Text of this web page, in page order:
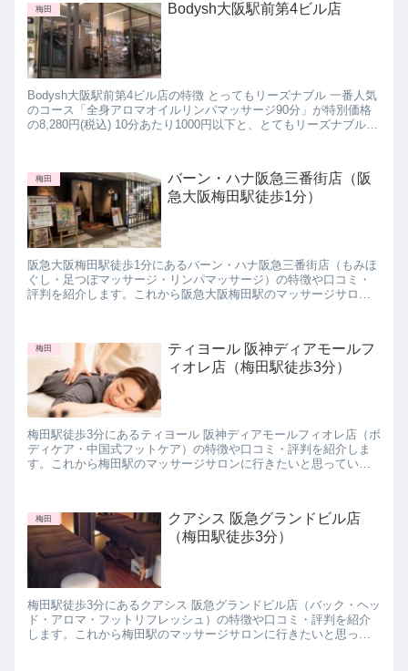
梅田 Bodysh大阪駅前第4ビル店
Bodysh大阪駅前第4ビル店の特徴 とってもリーズナブル 一番人気
のコース「全身アロマオイルリンパマッサージ90分」が特別価格
の8,280円(税込) 10分あたり1000円以下と、とてもリーズナブルな
梅田
バーン・ハナ阪急三番街店（阪
急大阪梅田駅徒歩1分）
阪急大阪梅田駅徒歩1分にあるバーン・ハナ阪急三番街店（もみほ
ぐし・足つぼマッサージ・リンパマッサージ）の特徴や口コミ・
評判を紹介します。これから阪急大阪梅田駅のマッサージサロン
梅田
ティヨール 阪神ディアモールフ
ィオレ店（梅田駅徒歩3分）
梅田駅徒歩3分にあるティヨール 阪神ディアモールフィオレ店（ボ
ディケア・中国式フットケア）の特徴や口コミ・評判を紹介しま
す。これから梅田駅のマッサージサロンに行きたいと思っている
梅田
クアシス 阪急グランドビル店
（梅田駅徒歩3分）
梅田駅徒歩3分にあるクアシス 阪急グランドビル店（バック・ヘッ
ド・アロマ・フットリフレッシュ）の特徴や口コミ・評判を紹介
します。これから梅田駅のマッサージサロンに行きたいと思って